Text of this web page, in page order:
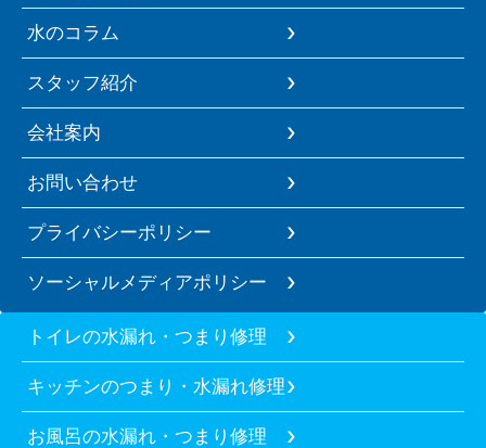
水のコラム
スタッフ紹介
会社案内
お問い合わせ
プライバシーポリシー
ソーシャルメディアポリシー
トイレの水漏れ・つまり修理
キッチンのつまり・水漏れ修理
お風呂の水漏れ・つまり修理